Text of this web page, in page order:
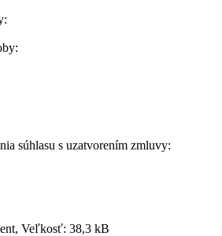
súhlasu s uzatvorením zmluvy:
Veľkosť: 38,3 kB